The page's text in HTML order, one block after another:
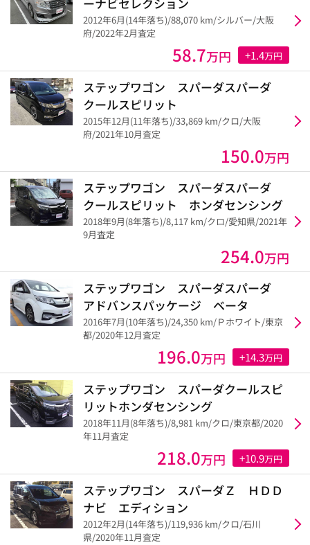
2012年6月(14年落ち)/88,070 km/シルバー/大阪
府/2022年2月査定
58.7万円 +1.4万円
ステップワゴン スパーダスパーダ
クールスピリット
2015年12月(11年落ち)/33,869 km/クロ/大阪
府/2021年10月査定
150.0万円
ステップワゴン スパーダスパーダ
クールスピリット ホンダセンシング
2018年9月(8年落ち)/8,117 km/クロ/愛知県/2021年
9月査定
254.0万円
ステップワゴン スパーダスパーダ
アドバンスパッケージ ベータ
2016年7月(10年落ち)/24,350 km/Ｐホワイト/東京
都/2020年12月査定
196.0万円 +14.3万円
ステップワゴン スパーダクールスピ
リットホンダセンシング
2018年11月(8年落ち)/8,981 km/クロ/東京都/2020
年11月査定
218.0万円 +10.9万円
ステップワゴン スパーダＺ ＨＤＤ
ナビ エディション
2012年2月(14年落ち)/119,936 km/クロ/石川
県/2020年11月査定